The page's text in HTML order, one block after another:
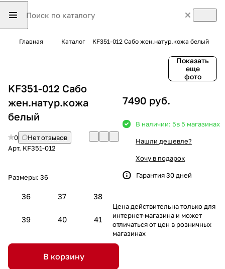
Главная Каталог KF351-012 Сабо жен.натур.кожа белый
Показать
еще
фото
KF351-012 Сабо
жен.натур.кожа
белый
0
Нет отзывов
Арт. KF351-012
Размеры: 36
36 37 38
39 40 41
В корзину
7490 руб.
В наличии: 5в 5 магазинах
Нашли дешевле?
Хочу в подарок
Гарантия 30 дней
Цена действительна только для
интернет-магазина и может
отличаться от цен в розничных
магазинах